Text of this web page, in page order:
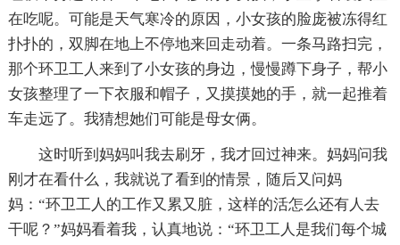
在吃呢。可能是天气寒冷的原因，小女孩的脸庞被冻得红
扑扑的，双脚在地上不停地来回走动着。一条马路扫完，
那个环卫工人来到了小女孩的身边，慢慢蹲下身子，帮小
女孩整理了一下衣服和帽子，又摸摸她的手，就一起推着
车走远了。我猜想她们可能是母女俩。
这时听到妈妈叫我去刷牙，我才回过神来。妈妈问我
刚才在看什么，我就说了看到的情景，随后又问妈
妈：“环卫工人的工作又累又脏，这样的活怎么还有人去
干呢？”妈妈看着我，认真地说：“环卫工人是我们每个城